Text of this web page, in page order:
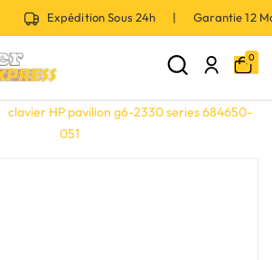
Expédition Sous 24h | Garantie 12
0
clavier HP pavilion g6-2330 series 684650-
051